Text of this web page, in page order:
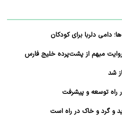
دامی دلربا برای کودکان
مبهم از پشت‌پرده خلیج فارس
شد
توسعه و پیشرفت
و گرد و خاک در راه است